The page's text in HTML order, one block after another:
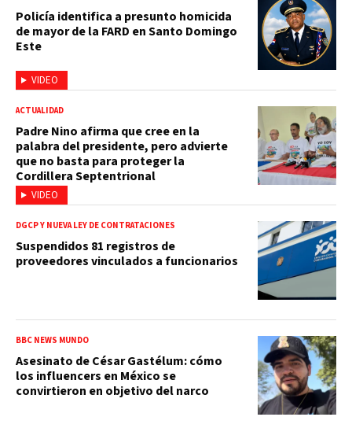
VIDEO
Policía identifica a presunto homicida
de mayor de la FARD en Santo Domingo
Este
VIDEO
ACTUALIDAD
Padre Nino afirma que cree en la
palabra del presidente, pero advierte
que no basta para proteger la
Cordillera Septentrional
DGCP Y NUEVA LEY DE CONTRATACIONES
Suspendidos 81 registros de
proveedores vinculados a funcionarios
BBC NEWS MUNDO
Asesinato de César Gastélum: cómo
los influencers en México se
convirtieron en objetivo del narco